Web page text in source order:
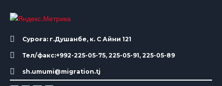
Суроға: г.Душанбе, к. С Айни 121
Тел/факс:+992-225-05-75, 225-05-91, 225-05-89
sh.umumi@migration.tj